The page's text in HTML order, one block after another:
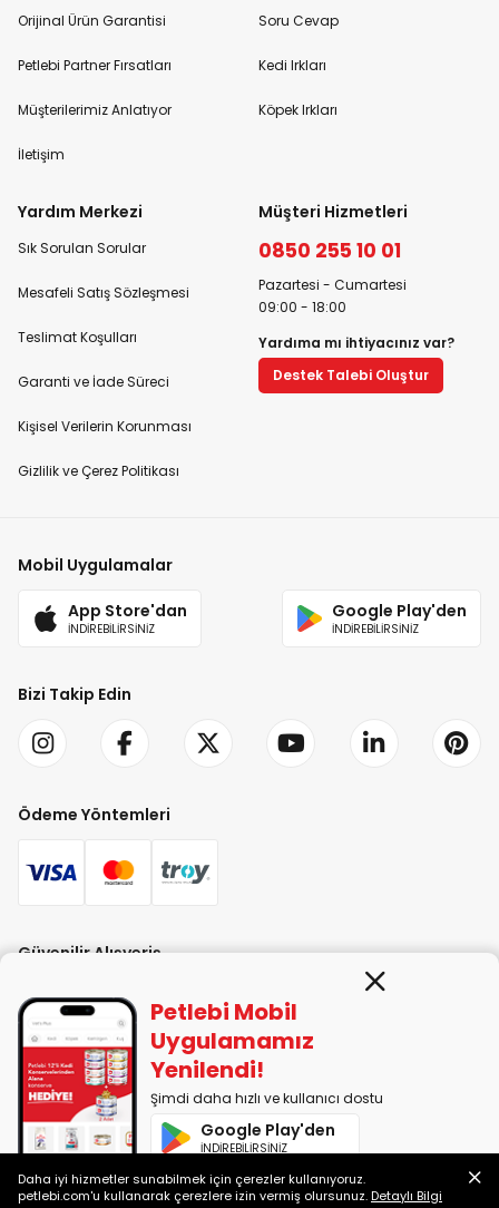
Orijinal Ürün Garantisi
Petlebi Partner Fırsatları
Müşterilerimiz Anlatıyor
İletişim
Soru Cevap
Kedi Irkları
Köpek Irkları
Yardım Merkezi
Sık Sorulan Sorular
Mesafeli Satış Sözleşmesi
Teslimat Koşulları
Garanti ve İade Süreci
Kişisel Verilerin Korunması
Gizlilik ve Çerez Politikası
Müşteri Hizmetleri
0850 255 10 01
Pazartesi - Cumartesi
09:00 - 18:00
Yardıma mı ihtiyacınız var?
Destek Talebi Oluştur
Mobil Uygulamalar
App Store'dan
İNDİREBİLİRSİNİZ
Google Play'den
İNDİREBİLİRSİNİZ
Bizi Takip Edin
Ödeme Yöntemleri
Güvenilir Alışveriş
PETLEBİ EVCİL HAYVAN ÜRÜNLERİ PAZ. SAN. TİC. LTD. ŞTİ. Alaşarköy Mah.
1. Alaşar Cad. No: 9 Osmangazi/Bursa
Petlebi Mobil
Uygulamamız
Yenilendi!
Şimdi daha hızlı ve kullanıcı dostu
Google Play'den
İNDİREBİLİRSİNİZ
App Store'dan
Daha iyi hizmetler sunabilmek için çerezler kullanıyoruz.
petlebi.com'u kullanarak çerezlere izin vermiş olursunuz.Detaylı Bilgi